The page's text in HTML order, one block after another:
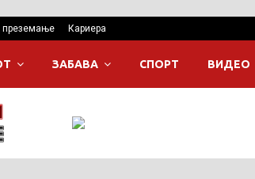
преземање Кариера
ЗАБАВА СПОРТ ВИДЕО